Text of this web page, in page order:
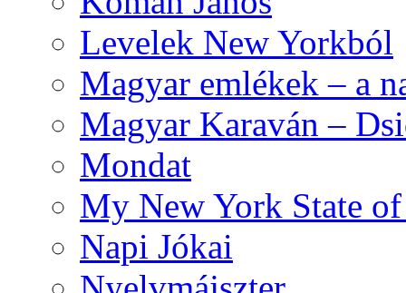
Levelek New Yorkból
Magyar emlékek – a
Magyar Karaván –
Mondat
My New York State
Napi Jókai